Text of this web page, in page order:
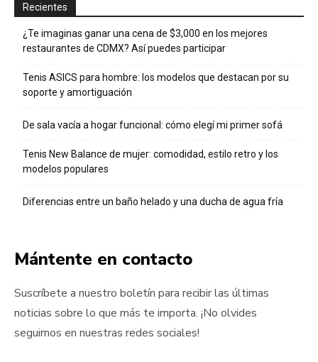
Recientes
¿Te imaginas ganar una cena de $3,000 en los mejores
restaurantes de CDMX? Así puedes participar
Tenis ASICS para hombre: los modelos que destacan por su
soporte y amortiguación
De sala vacía a hogar funcional: cómo elegí mi primer sofá
Tenis New Balance de mujer: comodidad, estilo retro y los
modelos populares
Diferencias entre un baño helado y una ducha de agua fría
Mántente en contacto
Suscríbete a nuestro boletín para recibir las últimas
noticias sobre lo que más te importa. ¡No olvides
seguirnos en nuestras redes sociales!